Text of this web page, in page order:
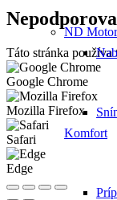
Komfort
ND Motor
Táto stránka používa
Google Chrome
Mozilla Firefox
Safari
Edge